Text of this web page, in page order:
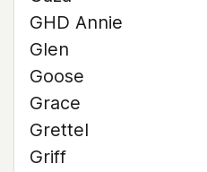
GHD Annie
Glen
Goose
Grace
Grettel
Griff